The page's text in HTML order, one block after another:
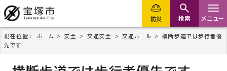
防災 検索 メニュー
現在位置： ホーム > 安全 > 交通安全 >交通ルール
> 横断歩道では歩行者優
先です